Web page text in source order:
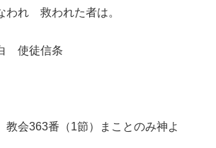
われ 救われた者は。
使徒信条
会363番（1節）まことのみ神よ